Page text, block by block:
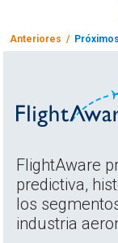
Anteriores /
FlightAware
predictiva,
los
industria